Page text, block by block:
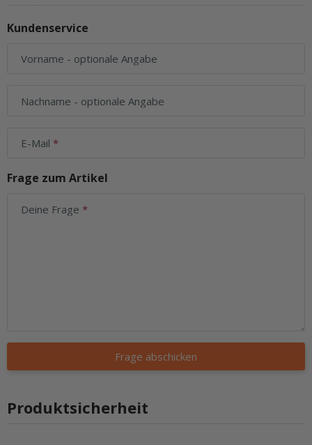
Kundenservice
Vorname - optionale Angabe
Nachname - optionale Angabe
E-Mail
Frage zum Artikel
Deine Frage
Frage abschicken
Produktsicherheit